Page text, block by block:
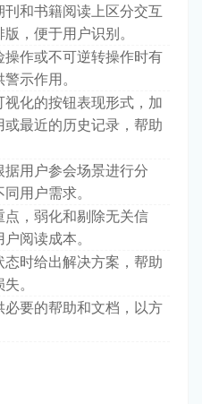
和书籍阅读上区分交互
，便于用户识别。
作或不可逆转操作时有
示作用。
化的按钮表现形式，加
最近的历史记录，帮助
用户参会场景进行分
用户需求。
，弱化和剔除无关信
阅读成本。
时给出解决方案，帮助
。
必要的帮助和文档，以方